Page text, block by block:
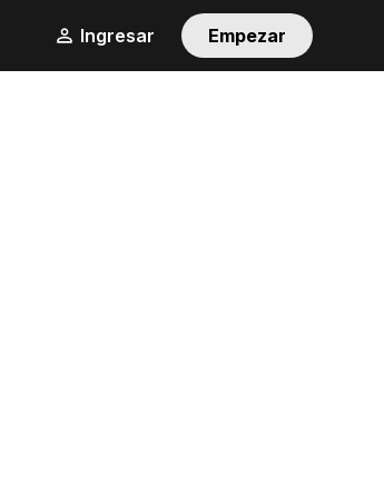
Ingresar Empezar